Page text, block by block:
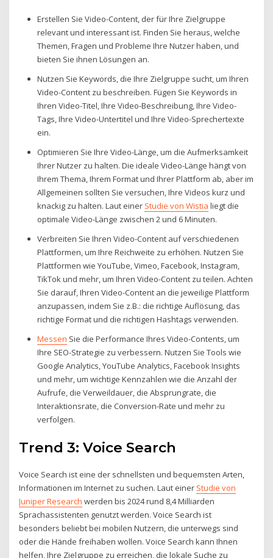
Erstellen Sie Video-Content, der für Ihre Zielgruppe
relevant und interessant ist. Finden Sie heraus, welche
Themen, Fragen und Probleme Ihre Nutzer haben, und
bieten Sie ihnen Lösungen an.
Nutzen Sie Keywords, die Ihre Zielgruppe sucht, um Ihren
Video-Content zu beschreiben. Fügen Sie Keywords in
Ihren Video-Titel, Ihre Video-Beschreibung, Ihre Video-
Tags, Ihre Video-Untertitel und Ihre Video-Sprechertexte
ein.
Optimieren Sie Ihre Video-Länge, um die Aufmerksamkeit
Ihrer Nutzer zu halten. Die ideale Video-Länge hängt von
Ihrem Thema, Ihrem Format und Ihrer Plattform ab, aber im
Allgemeinen sollten Sie versuchen, Ihre Videos kurz und
knackig zu halten. Laut einer Studie von Wistia liegt die
optimale Video-Länge zwischen 2 und 6 Minuten.
Verbreiten Sie Ihren Video-Content auf verschiedenen
Plattformen, um Ihre Reichweite zu erhöhen. Nutzen Sie
Plattformen wie YouTube, Vimeo, Facebook, Instagram,
TikTok und mehr, um Ihren Video-Content zu teilen. Achten
Sie darauf, Ihren Video-Content an die jeweilige Plattform
anzupassen, indem Sie z.B.: die richtige Auflösung, das
richtige Format und die richtigen Hashtags verwenden.
Messen Sie die Performance Ihres Video-Contents, um
Ihre SEO-Strategie zu verbessern. Nutzen Sie Tools wie
Google Analytics, YouTube Analytics, Facebook Insights
und mehr, um wichtige Kennzahlen wie die Anzahl der
Aufrufe, die Verweildauer, die Absprungrate, die
Interaktionsrate, die Conversion-Rate und mehr zu
verfolgen.
Trend 3: Voice Search
Voice Search ist eine der schnellsten und bequemsten Arten,
Informationen im Internet zu suchen. Laut einer Studie von
Juniper Research werden bis 2024 rund 8,4 Milliarden
Sprachassistenten genutzt werden. Voice Search ist
besonders beliebt bei mobilen Nutzern, die unterwegs sind
oder die Hände freihaben wollen. Voice Search kann Ihnen
helfen, Ihre Zielgruppe zu erreichen, die lokale Suche zu